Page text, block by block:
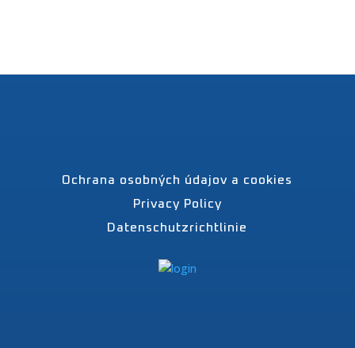
Ochrana osobných údajov a cookies
Privacy Policy
Datenschutzrichtlinie